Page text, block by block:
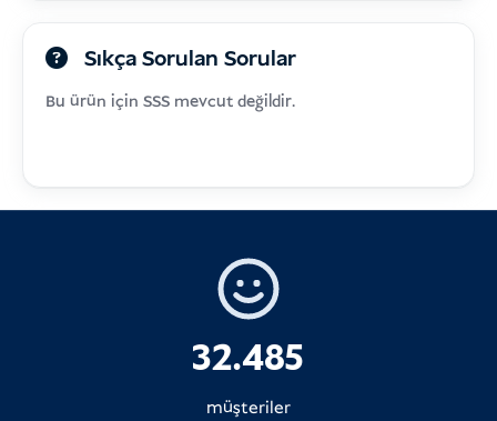
Sıkça Sorulan Sorular
Bu ürün için SSS mevcut değildir.
32.485
müşteriler